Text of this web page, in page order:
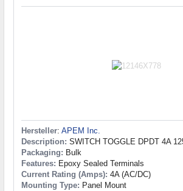
Hersteller: APEM Inc.
Description: SWITCH TOGGLE DPDT 4A
Packaging: Bulk
Features: Epoxy Sealed Terminals
Current Rating (Amps): 4A (AC/DC)
Mounting Type: Panel Mount